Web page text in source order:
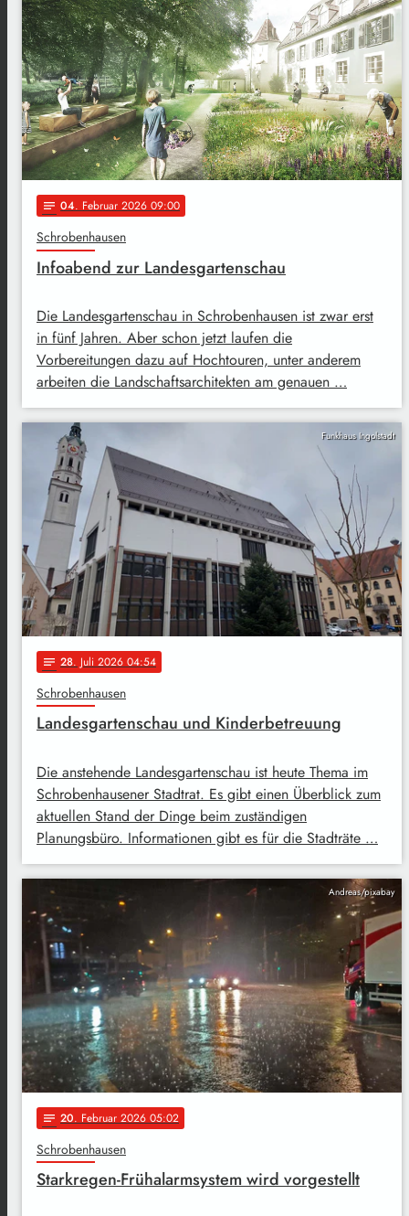
notes 04. Februar 2026 09:00
Schrobenhausen
Infoabend zur Landesgartenschau
Die Landesgartenschau in Schrobenhausen ist zwar erst
in fünf Jahren. Aber schon jetzt laufen die
Vorbereitungen dazu auf Hochtouren, unter anderem
arbeiten die Landschaftsarchitekten am genauen …
Funkhaus Ingolstadt
notes 28. Juli 2026 04:54
Schrobenhausen
Landesgartenschau und Kinderbetreuung
Die anstehende Landesgartenschau ist heute Thema im
Schrobenhausener Stadtrat. Es gibt einen Überblick zum
aktuellen Stand der Dinge beim zuständigen
Planungsbüro. Informationen gibt es für die Stadträte …
Andreas/pixabay
notes 20. Februar 2026 05:02
Schrobenhausen
Starkregen-Frühalarmsystem wird vorgestellt